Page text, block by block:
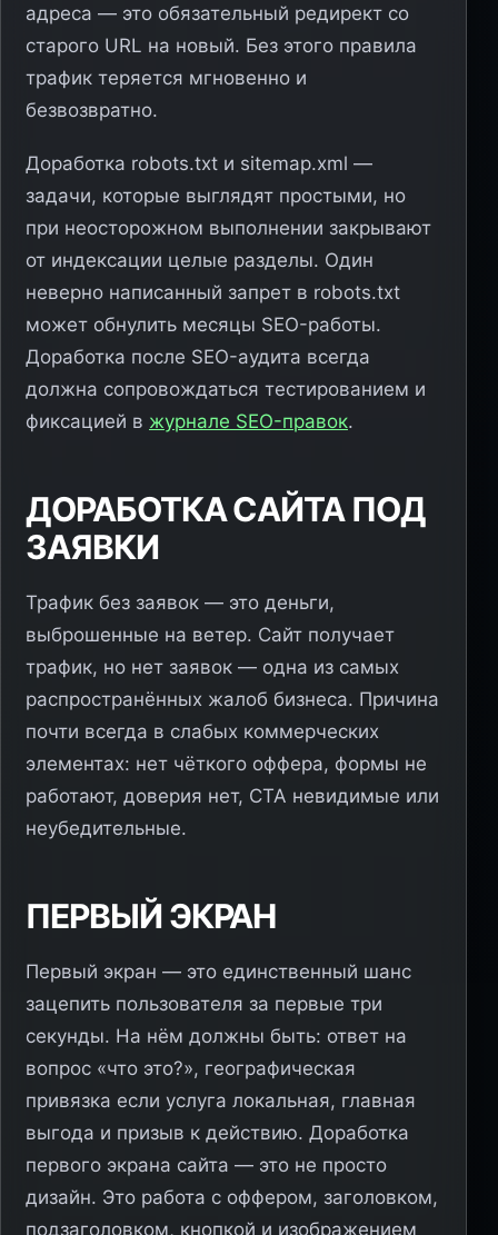
адреса — это обязательный редирект со
старого URL на новый. Без этого правила
трафик теряется мгновенно и
безвозвратно.
Доработка robots.txt и sitemap.xml —
задачи, которые выглядят простыми, но
при неосторожном выполнении закрывают
от индексации целые разделы. Один
неверно написанный запрет в robots.txt
может обнулить месяцы SEO-работы.
Доработка после SEO-аудита всегда
должна сопровождаться тестированием и
фиксацией в журнале SEO-правок.
ДОРАБОТКА САЙТА ПОД
ЗАЯВКИ
Трафик без заявок — это деньги,
выброшенные на ветер. Сайт получает
трафик, но нет заявок — одна из самых
распространённых жалоб бизнеса. Причина
почти всегда в слабых коммерческих
элементах: нет чёткого оффера, формы не
работают, доверия нет, CTA невидимые или
неубедительные.
ПЕРВЫЙ ЭКРАН
Первый экран — это единственный шанс
зацепить пользователя за первые три
секунды. На нём должны быть: ответ на
вопрос «что это?», географическая
привязка если услуга локальная, главная
выгода и призыв к действию. Доработка
первого экрана сайта — это не просто
дизайн. Это работа с оффером, заголовком,
подзаголовком, кнопкой и изображением